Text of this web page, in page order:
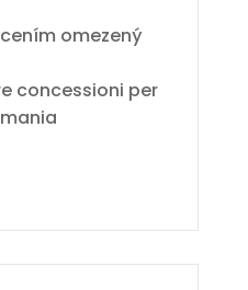
omezený
concessioni per